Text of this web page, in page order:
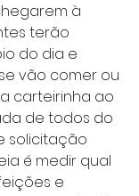
à
terão
do dia e
vão comer ou
carteirinha ao
de todos do
solicitação
é medir qual
e